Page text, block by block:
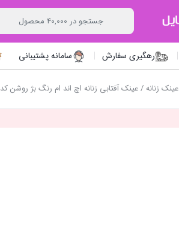
رهگیری سفارش سامانه پشتیبانی
عینک زنانه/ عینک آفتابی زنانه اچ اند ام رنگ بژ روشن کد 1170878003